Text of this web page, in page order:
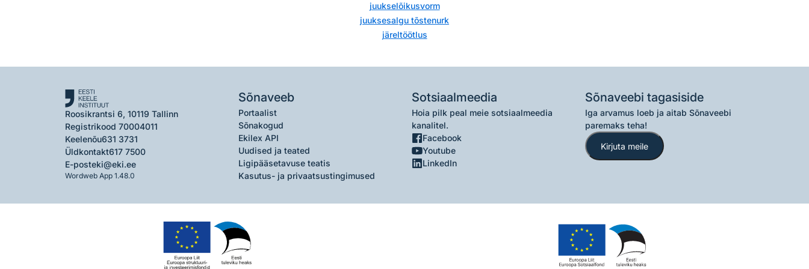
juukselõikusvorm
juuksesalgu tõstenurk
järeltöötlus
Roosikrantsi 6, 10119 Tallinn
Registrikood 70004011
Keelenõu631 3731
Üldkontakt617 7500
E-posteki@eki.ee
Wordweb App 1.48.0
Sõnaveeb
Portaalist
Sõnakogud
Ekilex API
Uudised ja teated
Ligipääsetavuse teatis
Kasutus- ja privaatsustingimused
Sotsiaalmeedia
Hoia pilk peal meie sotsiaalmeedia
kanalitel.
Facebook
Youtube
LinkedIn
Sõnaveebi tagasiside
Iga arvamus loeb ja aitab Sõnaveebi
paremaks teha!
Kirjuta meile